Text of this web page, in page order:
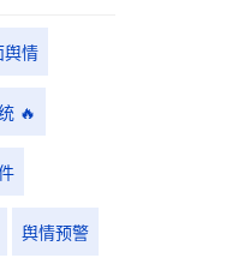
舆情
🔥
舆情预警